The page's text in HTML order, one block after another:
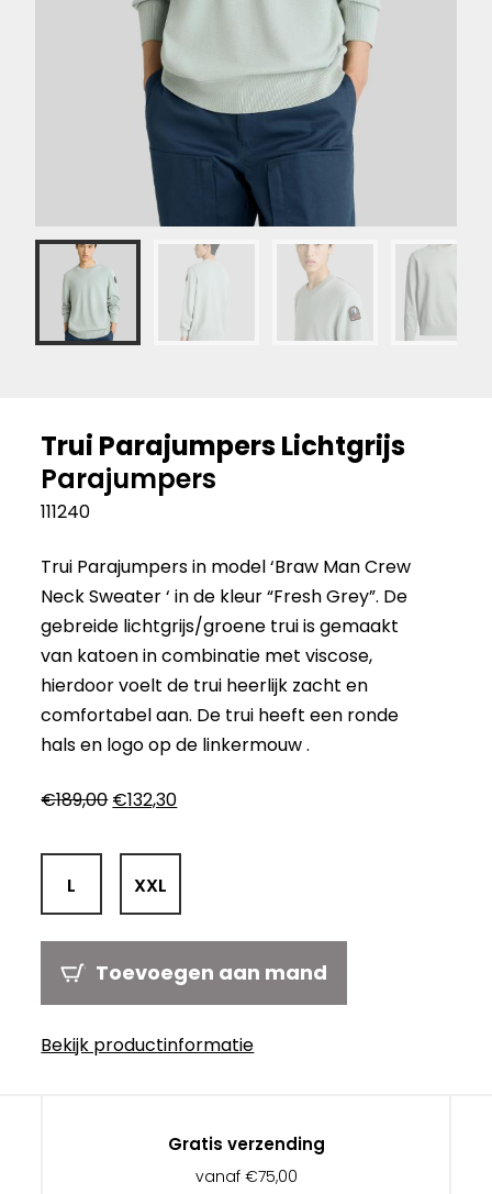
Trui Parajumpers Lichtgrijs
Parajumpers
111240
Trui Parajumpers in model ‘Braw Man Crew
Neck Sweater ‘ in de kleur “Fresh Grey”. De
gebreide lichtgrijs/groene trui is gemaakt
van katoen in combinatie met viscose,
hierdoor voelt de trui heerlijk zacht en
comfortabel aan. De trui heeft een ronde
hals en logo op de linkermouw .
€189,00 Oorspronkelijke
was:
€189,00.
€132,30Huidige
is:
L XXL
Toevoegen aan mand
Bekijk productinformatie
Gratis verzending
vanaf €75,00